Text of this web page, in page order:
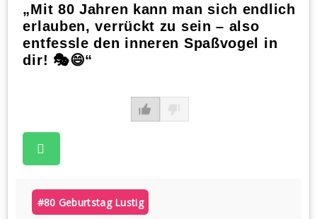
„Mit 80 Jahren kann man sich endlich
erlauben, verrückt zu sein – also
entfessle den inneren Spaßvogel in
dir! 🎭😄“
#80 Geburtstag Lustig